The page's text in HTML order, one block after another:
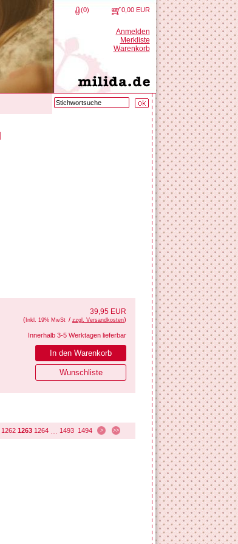
(0) 0,00 EUR
Anmelden
Merkliste
Warenkorb
39,95 EUR
( Inkl. 19% MwSt / zzgl. Versandkosten)
Innerhalb 3-5 Werktagen lieferbar
1262 1263 1264 … 1493 1494 > >>